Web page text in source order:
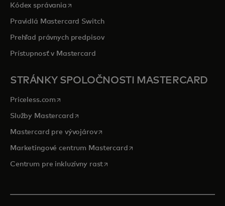
Kódex správaniaopens in a new tab
Pravidlá Mastercard Switch
Prehľad právnych predpisov
Prístupnosť v Mastercard
STRÁNKY SPOLOČNOSTI MASTERCARD
Priceless.com opens in a new tab
Služby Mastercardopens in a new tab
Mastercard pre vývojárovopens in a new tab
Marketingové centrum Mastercardopens in a new tab
Centrum pre inkluzívny rastopens in a new tab